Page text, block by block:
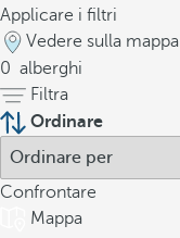
Applicare i filtri
Vedere sulla mappa
0 alberghi
Filtra
Ordinare
Confrontare
Mappa